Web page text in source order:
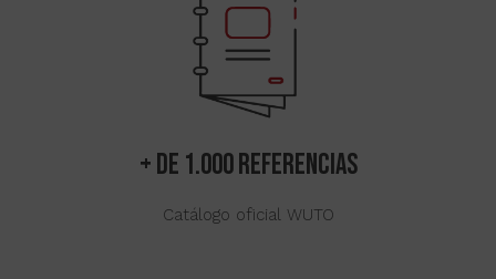
+ de 1.000 referencias
Catálogo oficial WUTO